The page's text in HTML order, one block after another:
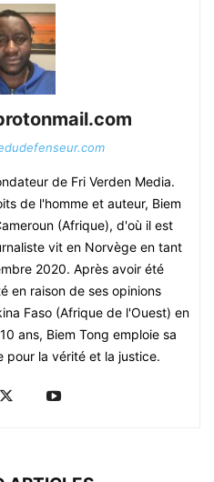
de Fri Verden Media.
de l'homme et auteur, Biem
(Afrique), d'où il est
vit en Norvège en tant
2020. Après avoir été
en raison de ses opinions
Faso (Afrique de l'Ouest) en
ans, Biem Tong emploie sa
pour la vérité et la justice.